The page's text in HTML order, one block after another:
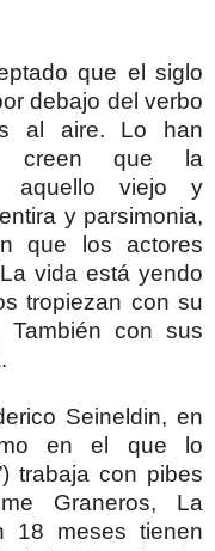
que el siglo
debajo del verbo
al aire. Lo han
creen que la
aquello viejo y
y parsimonia,
que los actores
vida está yendo
tropiezan con su
También con sus
Seineldin, en
en el que lo
trabaja con pibes
Graneros, La
18 meses tienen